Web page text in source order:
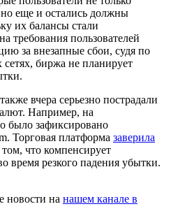
но еще и остались должны
их балансы стали
требования пользователей
за внезапные сбои, судя по
биржа не планирует
вчера серьезно пострадали
Например, на
было зафиксировано
Торговая платформа заверила
том, что компенсирует
время резкого падения убытки.
новости на нашем канале в